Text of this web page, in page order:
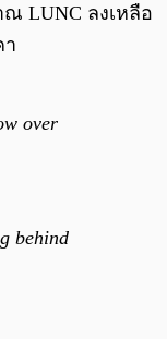
LUNC ลงเหลือ
า
over
behind